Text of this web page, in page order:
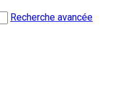
Recherche avancée